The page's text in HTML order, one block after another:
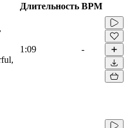
Длительность BPM
1:09 -